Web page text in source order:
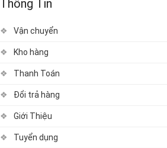
Thông Tin
Vận chuyển
Kho hàng
Thanh Toán
Đổi trả hàng
Giới Thiệu
Tuyển dụng